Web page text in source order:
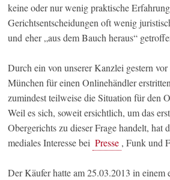
keine oder nur wenig praktische
Gerichtsentscheidungen oft wenig
und eher „aus dem Bauch heraus“
Durch ein von unserer Kanzlei gestern
München für einen Onlinehändler
zumindest teilweise die Situation für den
Weil es sich, soweit ersichtlich, um das
Obergerichts zu dieser Frage handelt, hat
mediales Interesse bei Presse , Funk und
Der Käufer hatte am 25.03.2013 in einem